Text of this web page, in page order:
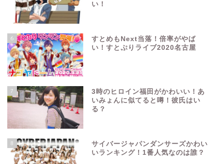
い！
6
すとめもNext当落！倍率がやば
い！すとぷりライブ2020名古屋
7
3時のヒロイン福田がかわいい！あ
いみょんに似てると噂！彼氏はい
る？
8
サイバージャパンダンサーズかわい
いランキング！1番人気なのは誰？